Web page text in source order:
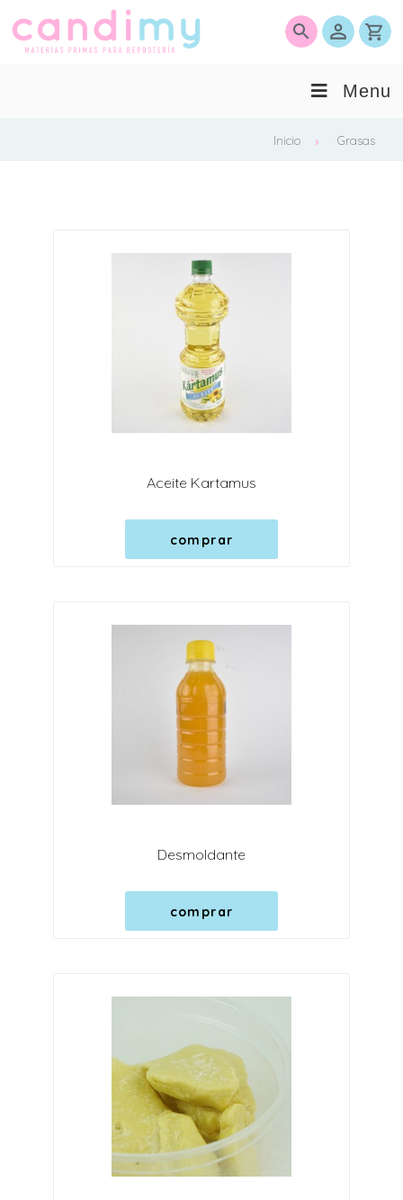
Menu
Inicio Grasas
Aceite Kartamus
comprar
Desmoldante
comprar